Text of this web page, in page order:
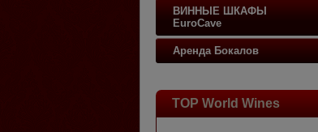
ВИННЫЕ ШКАФЫ
EuroCave
Аренда Бокалов
TOP World Wines